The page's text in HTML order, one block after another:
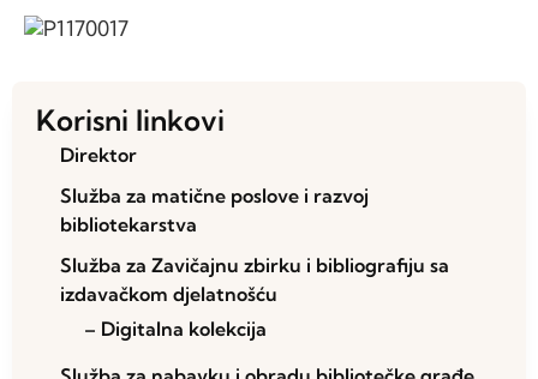
Korisni linkovi
Direktor
Služba za matične poslove i razvoj
bibliotekarstva
Služba za Zavičajnu zbirku i bibliografiju sa
izdavačkom djelatnošću
– Digitalna kolekcija